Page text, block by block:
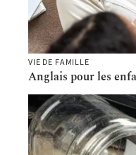
VIE DE FAMILLE
Anglais pour les